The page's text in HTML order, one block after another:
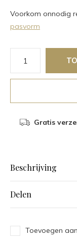
Voorkom onnodig
pasvorm
Gratis
Beschrijving
Delen
Toevoegen